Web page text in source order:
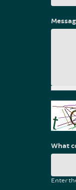
What
Enter